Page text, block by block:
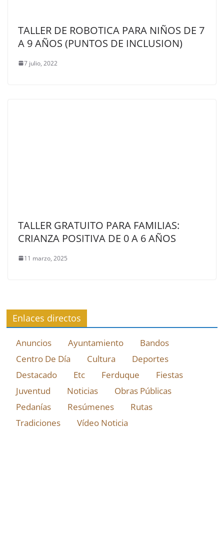
TALLER DE ROBOTICA PARA NIÑOS DE 7
A 9 AÑOS (PUNTOS DE INCLUSION)
7 julio, 2022
TALLER GRATUITO PARA FAMILIAS:
CRIANZA POSITIVA DE 0 A 6 AÑOS
11 marzo, 2025
Enlaces directos
Anuncios Ayuntamiento
Bandos
Centro De Día
Cultura
Deportes
Destacado
Etc Ferduque
Fiestas
Juventud
Noticias
Obras Públicas
Pedanías
Resúmenes
Rutas
Tradiciones
Vídeo Noticia